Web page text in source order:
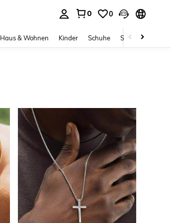
0 0
Haus & Wohnen Kinder Schuhe Schmuck &